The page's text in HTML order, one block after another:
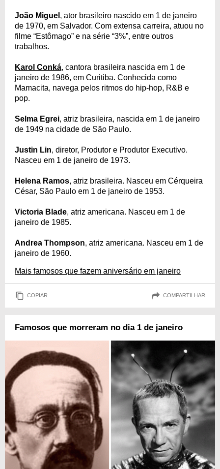
João Miguel , ator brasileiro nascido em 1 de janeiro
de 1970, em Salvador. Com extensa carreira, atuou no
filme “Estômago” e na série “3%”, entre outros
trabalhos.
Karol Conká, cantora brasileira nascida em 1 de
janeiro de 1986, em Curitiba. Conhecida como
Mamacita, navega pelos ritmos do hip-hop, R&B e
pop.
Selma Egrei, atriz brasileira, nascida em 1 de janeiro
de 1949 na cidade de São Paulo.
Justin Lin, diretor, Produtor e Produtor Executivo.
Nasceu em 1 de janeiro de 1973.
Helena Ramos, atriz brasileira. Nasceu em Cérqueira
César, São Paulo em 1 de janeiro de 1953.
Victoria Blade, atriz americana. Nasceu em 1 de
janeiro de 1985.
Andrea Thompson, atriz americana. Nasceu em 1 de
janeiro de 1960.
Mais famosos que fazem aniversário em janeiro
COPIAR COMPARTILHAR
Famosos que morreram no dia 1 de janeiro